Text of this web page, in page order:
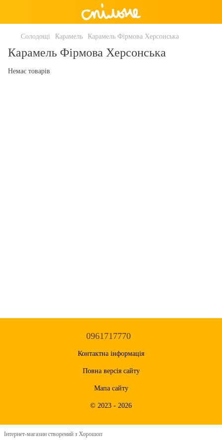
Солодощі Карамель Карамель Фірмова Херсонська
Карамель Фірмова Херсонська
Немає товарів
0961717770
Контактна інформація
Повна версія сайту
Мапа сайту
© 2023 - 2026
Інтернет-магазин створений з Хорошоп